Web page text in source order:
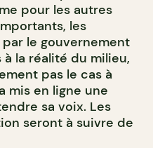
pour les autres
les
le gouvernement
la réalité du milieu,
pas le cas à
mis en ligne une
sa voix. Les
seront à suivre de